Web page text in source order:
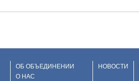
ОБ ОБЪЕДИНЕНИИ
О НАС
НОВОСТИ